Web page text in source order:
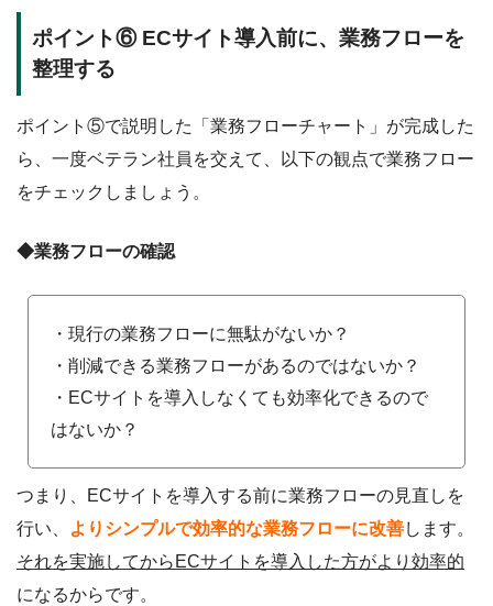
ポイント⑥ ECサイト導入前に、業務フローを
整理する
ポイント⑤で説明した「業務フローチャート」が完成した
ら、一度ベテラン社員を交えて、以下の観点で業務フロー
をチェックしましょう。
◆業務フローの確認
・現行の業務フローに無駄がないか？
・削減できる業務フローがあるのではないか？
・ECサイトを導入しなくても効率化できるので
はないか？
つまり、ECサイトを導入する前に業務フローの見直しを
行い、
よりシンプルで効率的な業務フローに改善します。
それを実施してからECサイトを導入した方がより効率的
になるからです。